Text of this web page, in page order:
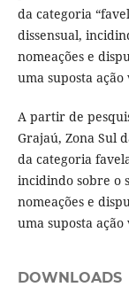
da categoria
dissensual,
nomeações e
uma suposta ação
A partir de
Grajaú, Zona Sul
da categoria
incidindo sobre o
nomeações e
uma suposta ação
DOWNLOADS